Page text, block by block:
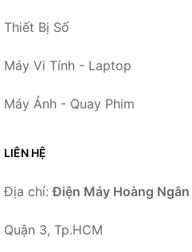
Thiết Bị Số
Máy Vi Tính - Laptop
Máy Ảnh - Quay Phim
LIÊN HỆ
Địa chỉ:Điện Máy Hoàng Ngân
Quận 3, Tp.HCM